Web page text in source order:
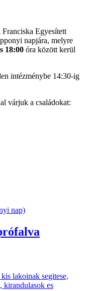
Egyesített
napjára, melyre
18:00 óra között kerül
intézménybe 14:30-ig
várjuk a családokat:
nap)